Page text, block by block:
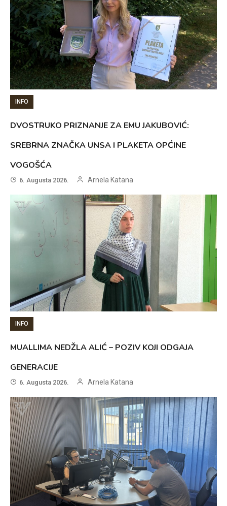
INFO
DVOSTRUKO PRIZNANJE ZA EMU JAKUBOVIĆ:
SREBRNA ZNAČKA UNSA I PLAKETA OPĆINE
VOGOŠĆA
6. Augusta 2026. Arnela Katana
INFO
MUALLIMA NEDŽLA ALIĆ – POZIV KOJI ODGAJA
GENERACIJE
6. Augusta 2026. Arnela Katana